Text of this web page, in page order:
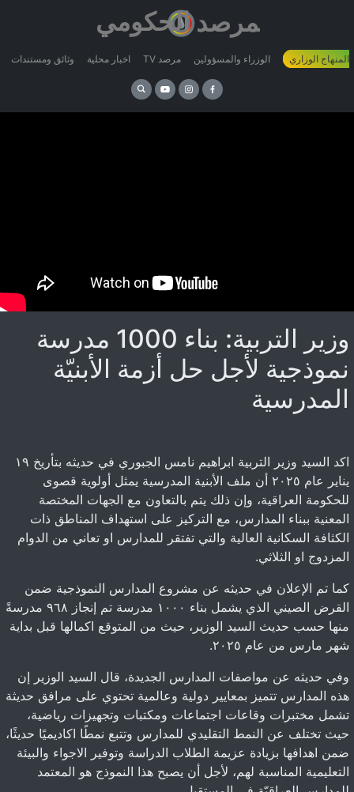
وثائق ومستندات اخبار محلية مرصد TV الوزراء والمسؤولين المنهاج الوزاري
وزير التربية: بناء 1000 مدرسة
نموذجية لأجل حل أزمة الأبنيّة
المدرسية
اكد السيد وزير التربية ابراهيم نامس الجبوري في حديثه بتأريخ ١٩
يناير عام ٢٠٢٥ أن ملف الأبنية المدرسية يمثل أولوية قصوى
للحكومة العراقية، وإن ذلك يتم بالتعاون مع الجهات المختصة
المعنية ببناء المدارس، مع التركيز على استهداف المناطق ذات
الكثافة السكانية العالية والتي تفتقر للمدارس او تعاني من الدوام
المزدوج او الثلاثي.
كما تم الإعلان في حديثه عن مشروع المدارس النموذجية ضمن
القرض الصيني الذي يشمل بناء ١٠٠٠ مدرسة تم إنجاز ٩٦٨ مدرسةً
منها حسب حديث السيد الوزير، حيث من المتوقع اكمالها قبل بداية
شهر مارس من عام ٢٠٢٥.
وفي حديثه عن مواصفات المدارس الجديدة، قال السيد الوزير إن
هذه المدارس تتميز بمعايير دولية وعالمية تحتوي على مرافق حديثة
تشمل مختبرات وقاعات اجتماعات ومكتبات وتجهيزات رياضية،
حيث تختلف عن النمط التقليدي للمدارس وتتبع نمطًا اكاديميًا حديثًا،
ضمن اهدافها بزيادة عزيمة الطلاب الدراسة وتوفير الاجواء والبيئة
التعليمية المناسبة لهم، لأجل أن يصبح هذا النموذج هو المعتمد